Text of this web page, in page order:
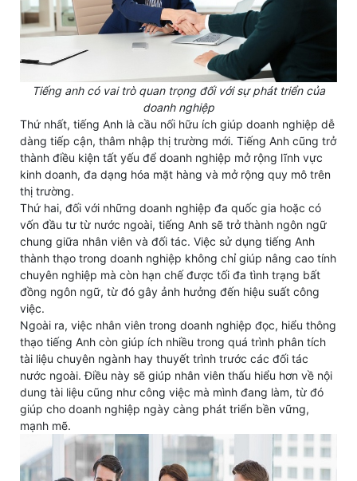
Tiếng anh có vai trò quan trọng đối với sự phát triển của
doanh nghiệp
Thứ nhất, tiếng Anh là cầu nối hữu ích giúp doanh nghiệp dễ
dàng tiếp cận, thâm nhập thị trường mới. Tiếng Anh cũng trở
thành điều kiện tất yếu để doanh nghiệp mở rộng lĩnh vực
kinh doanh, đa dạng hóa mặt hàng và mở rộng quy mô trên
thị trường.
Thứ hai, đối với những doanh nghiệp đa quốc gia hoặc có
vốn đầu tư từ nước ngoài, tiếng Anh sẽ trở thành ngôn ngữ
chung giữa nhân viên và đối tác. Việc sử dụng tiếng Anh
thành thạo trong doanh nghiệp không chỉ giúp nâng cao tính
chuyên nghiệp mà còn hạn chế được tối đa tình trạng bất
đồng ngôn ngữ, từ đó gây ảnh hưởng đến hiệu suất công
việc.
Ngoài ra, việc nhân viên trong doanh nghiệp đọc, hiểu thông
thạo tiếng Anh còn giúp ích nhiều trong quá trình phân tích
tài liệu chuyên ngành hay thuyết trình trước các đối tác
nước ngoài. Điều này sẽ giúp nhân viên thấu hiểu hơn về nội
dung tài liệu cũng như công việc mà mình đang làm, từ đó
giúp cho doanh nghiệp ngày càng phát triển bền vững,
mạnh mẽ.